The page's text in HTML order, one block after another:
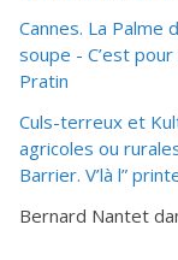
Cannes. La Palme
soupe - C’est
Pratin
Culs-terreux et
agricoles ou
Barrier. V’là l”
Bernard Nantet